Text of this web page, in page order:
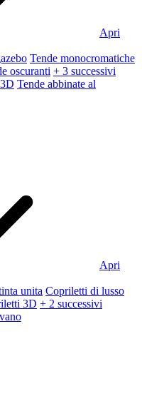
Apri
Tende monocromatiche
oscuranti + 3 successivi
Tende abbinate al
Apri
unita Copriletti di lusso
3D + 2 successivi